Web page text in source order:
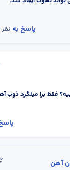
پاسخ به نظر
فقط برا میلگرد ذوب
آهن